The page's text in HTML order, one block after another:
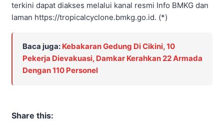
terkini dapat diakses melalui kanal resmi Info BMKG dan
laman https://tropicalcyclone.bmkg.go.id. (*)
Baca juga: Kebakaran Gedung Di Cikini, 10
Pekerja Dievakuasi, Damkar Kerahkan 22 Armada
Dengan 110 Personel
Share this: